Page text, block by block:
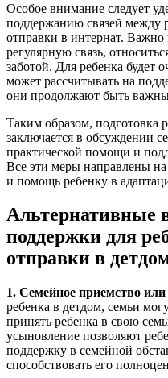
Особое внимание следует
поддержанию связей между
отправки в интернат.
регулярную связь,
заботой. Для ребенка будет
может рассчитывать на
они продолжают быть
Таким образом, подготовка
заключается в обсуждении
практической помощи и
Все эти меры направлены
и помощь ребенку в
Альтернативные
поддержки для
отправки в
1. Семейное приемство
ребенка в детдом, семьи
принять ребенка в свою
усыновление позволяют
поддержку в семейной
способствовать его